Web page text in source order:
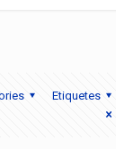
Etiquetes